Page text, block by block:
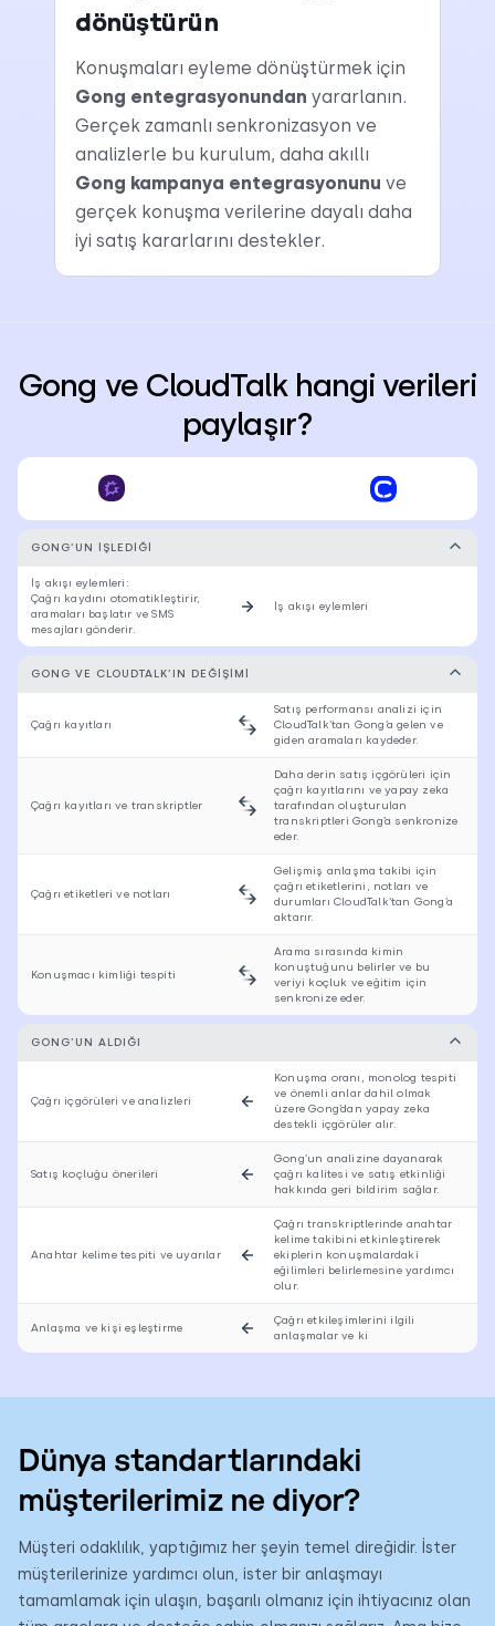
dönüştürün
Konuşmaları eyleme dönüştürmek için
Gong entegrasyonundan yararlanın.
Gerçek zamanlı senkronizasyon ve
analizlerle bu kurulum, daha akıllı
Gong kampanya entegrasyonunu ve
gerçek konuşma verilerine dayalı daha
iyi satış kararlarını destekler.
Gong ve CloudTalk hangi verileri
paylaşır?
GONG’UN IŞLEDIĞI
İş akışı eylemleri:
Çağrı kaydını otomatikleştirir,
aramaları başlatır ve SMS
mesajları gönderir.
İş akışı eylemleri
GONG VE CLOUDTALK’IN DEĞIŞIMI
Çağrı kayıtları
Satış performansı analizi için
CloudTalk’tan Gong’a gelen ve
giden aramaları kaydeder.
Çağrı kayıtları ve transkriptler
Daha derin satış içgörüleri için
çağrı kayıtlarını ve yapay zeka
tarafından oluşturulan
transkriptleri Gong’a senkronize
eder.
Çağrı etiketleri ve notları
Gelişmiş anlaşma takibi için
çağrı etiketlerini, notları ve
durumları CloudTalk’tan Gong’a
aktarır.
Konuşmacı kimliği tespiti
Arama sırasında kimin
konuştuğunu belirler ve bu
veriyi koçluk ve eğitim için
senkronize eder.
GONG’UN ALDIĞI
Çağrı içgörüleri ve analizleri
Konuşma oranı, monolog tespiti
ve önemli anlar dahil olmak
üzere Gong’dan yapay zeka
destekli içgörüler alır.
Satış koçluğu önerileri
Gong’un analizine dayanarak
çağrı kalitesi ve satış etkinliği
hakkında geri bildirim sağlar.
Anahtar kelime tespiti ve uyarılar
Çağrı transkriptlerinde anahtar
kelime takibini etkinleştirerek
ekiplerin konuşmalardaki
eğilimleri belirlemesine yardımcı
olur.
Anlaşma ve kişi eşleştirme
Çağrı etkileşimlerini ilgili
anlaşmalar ve ki
Dünya standartlarındaki
müşterilerimiz ne diyor?
Müşteri odaklılık, yaptığımız her şeyin temel direğidir. İster
müşterilerinize yardımcı olun, ister bir anlaşmayı
tamamlamak için ulaşın, başarılı olmanız için ihtiyacınız olan